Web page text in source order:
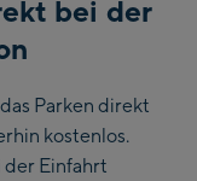
bei der
Parken direkt
kostenlos.
der Einfahrt